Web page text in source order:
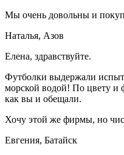
Мы очень довольны и
Наталья, Азов
Елена, здравствуйте.
Футболки выдержали
морской водой! По цвету и
как вы и обещали.
Хочу этой же фирмы, но
Евгения, Батайск